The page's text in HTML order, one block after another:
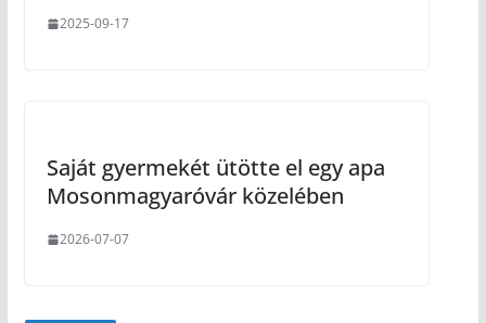
2025-09-17
Saját gyermekét ütötte el egy apa
Mosonmagyaróvár közelében
2026-07-07